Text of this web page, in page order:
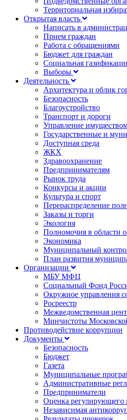
Территориальная
Открытая власть
Написать в
Прием граждан
Работа с обращениями
Бюджет для граждан
Социальная
Выборы
Деятельность
Архитектура и облик
Безопасность
Благоустройство
Транспорт и дороги
Управление
Государственные и
Доступная среда
ЖКХ
Здравоохранение
Предпринимателям
Рынок труда
Конкурсы и акции
Культура и спорт
Перераспределение
Заказы и торги
Экология
Полномочия в области
Экономика
Муниципальный
План развития
Организации
МБУ МФЦ
Социальный Фонд
Окружное управления
Росреестр
Межведомственная
Минчистоты
Противодействие коррупции
Документы
Безопасность
Бюджет
Газета
Муниципальные
Административные
Предприниматели
Оценка регулирующего
Независимая